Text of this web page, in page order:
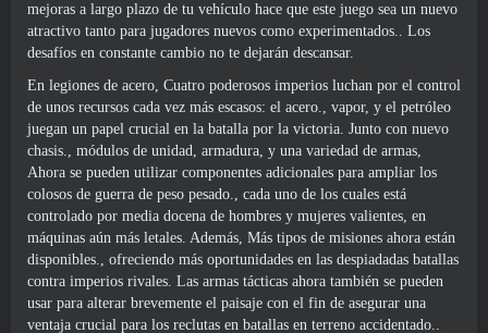
mejoras a largo plazo de tu vehículo hace que este juego sea un nuevo
atractivo tanto para jugadores nuevos como experimentados.. Los
desafíos en constante cambio no te dejarán descansar.
En legiones de acero, Cuatro poderosos imperios luchan por el control
de unos recursos cada vez más escasos: el acero., vapor, y el petróleo
juegan un papel crucial en la batalla por la victoria. Junto con nuevo
chasis., módulos de unidad, armadura, y una variedad de armas,
Ahora se pueden utilizar componentes adicionales para ampliar los
colosos de guerra de peso pesado., cada uno de los cuales está
controlado por media docena de hombres y mujeres valientes, en
máquinas aún más letales. Además, Más tipos de misiones ahora están
disponibles., ofreciendo más oportunidades en las despiadadas batallas
contra imperios rivales. Las armas tácticas ahora también se pueden
usar para alterar brevemente el paisaje con el fin de asegurar una
ventaja crucial para los reclutas en batallas en terreno accidentado..